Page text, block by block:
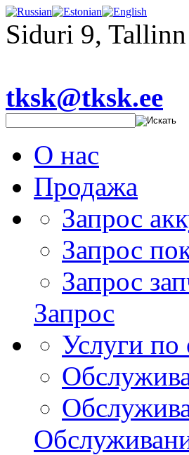
Siduri 9,
tksk@tksk.ee
О нас
Продажа
Запрос
Запрос
Запрос
Запрос
Услуги